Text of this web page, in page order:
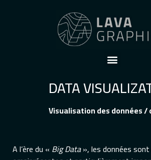
DATA
Visualisation des données /
A l’ère du « Big Data», les données sont